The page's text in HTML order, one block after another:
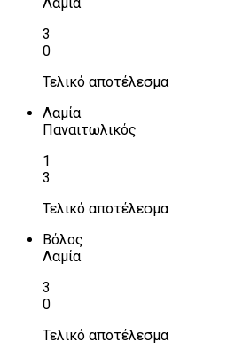
3
0
Τελικό αποτέλεσμα
Λαμία
Παναιτωλικός
1
3
Τελικό αποτέλεσμα
Βόλος
Λαμία
3
0
Τελικό αποτέλεσμα